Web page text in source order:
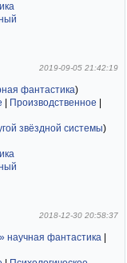
2019-09-05 21:42:19
фантастика)
Производственное
звёздной системы)
2018-12-30 20:58:37
научная фантастика